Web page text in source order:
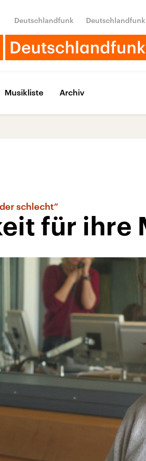
Deutschlandfunk Deutschlandfunk
Musikliste Archiv
schlecht“
für ihre